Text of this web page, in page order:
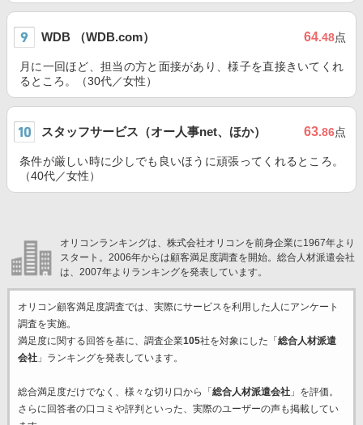
WDB （WDB.com） 64.48点
月に一回ほど、担当の方と面接があり、様子を直接きいてくれ
るところ。（30代／女性）
スタッフサービス（オー人事net、ほか） 63.86点
条件が厳しい時に少しでも良いほうに頑張ってくれるところ。
（40代／女性）
オリコンランキングは、株式会社オリコンを前身企業に1967年より
スタート。2006年からは顧客満足度調査を開始。総合人材派遣会社
は、2007年よりランキングを発表しています。
オリコン顧客満足度調査では、実際にサービスを利用した 人にアンケート
調査を実施。
満足度に関する回答を基に、調査企業105社を対象にした「 総合人材派遣
会社」ランキングを発表しています。
総合満足度だけでなく、様々な切り口から「 総合人材派遣会社」を評価。
さらに回答者の口コミや評判といった、実際のユーザーの声も掲載してい